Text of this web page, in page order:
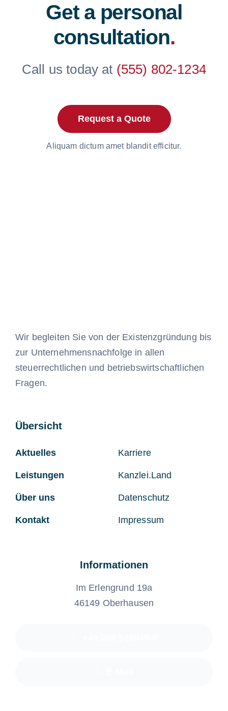
Get a personal
consultation.
Call us today at (555) 802-1234
Request a Quote
Aliquam dictum amet blandit efficitur.
Wir begleiten Sie von der Existenzgründung bis
zur Unternehmensnachfolge in allen
steuerrechtlichen und betriebswirtschaftlichen
Fragen.
Übersicht
Aktuelles
Leistungen
Über uns
Kontakt
Karriere
Kanzlei.Land
Datenschutz
Impressum
Informationen
Im Erlengrund 19a
46149 Oberhausen